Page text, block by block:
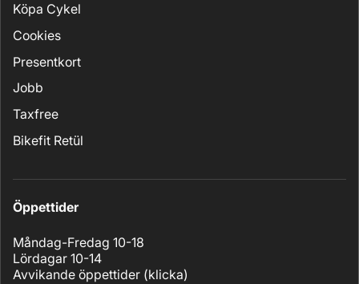
Köpa Cykel
Cookies
Presentkort
Jobb
Taxfree
Bikefit Retül
Öppettider
Måndag-Fredag 10-18
Lördagar 10-14
Avvikande öppettider (klicka)